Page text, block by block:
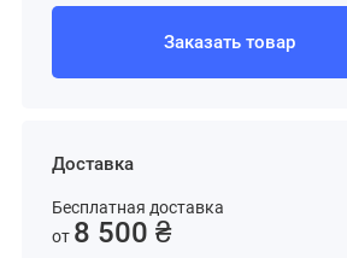
Заказать товар
Доставка
Бесплатная доставка
от 8 500 ₴